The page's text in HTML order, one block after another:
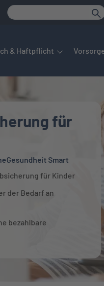
Dieses lässt
& Haftpflicht
für
Smart
für Kinder
der Bedarf an
bezahlbare